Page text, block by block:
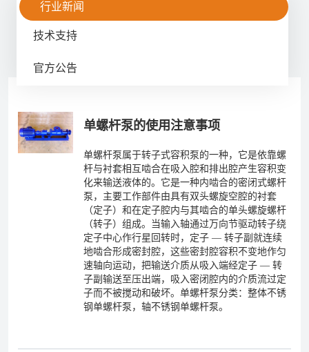
021-56037469
+86-21-56386999
上海市静安区共和新路3088弄（祥腾财富广场）2号
行业新闻
技术支持
官方公告
单螺杆泵的使用注意事项
单螺杆泵属于转子式容积泵的一种，它是依靠螺
杆与衬套相互啮合在吸入腔和排出腔产生容积变
化来输送液体的。它是一种内啮合的密闭式螺杆
泵，主要工作部件由具有双头螺旋空腔的衬套
（定子）和在定子腔内与其啮合的单头螺旋螺杆
（转子）组成。当输入轴通过万向节驱动转子绕
定子中心作行星回转时，定子 — 转子副就连续
地啮合形成密封腔，这些密封腔容积不变地作匀
速轴向运动，把输送介质从吸入端经定子 — 转
子副输送至压出端，吸入密闭腔内的介质流过定
子而不被搅动和破坏。单螺杆泵分类：整体不锈
钢单螺杆泵，轴不锈钢单螺杆泵。